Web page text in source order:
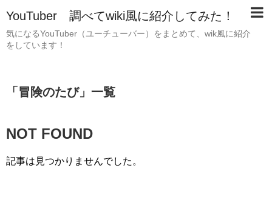
YouTuber 調べてwiki風に紹介してみた！
気になるYouTuber（ユーチューバー）をまとめて、wik風に紹介
をしています！
「 冒険のたび」 一覧
NOT FOUND
記事は見つかりませんでした。